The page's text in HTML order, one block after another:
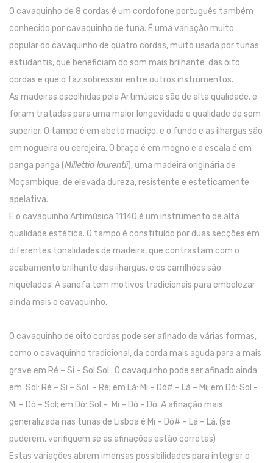
Percursão
Cajons
Acessórios
SOPROS
Clarinetes
Saxofones
Trompetes
Trombones
Tubas
Harmonicas
Outros Instrumentos
Acessórios
ARCO
Violinos
Violas de Arco
O cavaquinho de 8 cordas é um cordofone português também
conhecido por cavaquinho de tuna. É uma variação muito
popular do cavaquinho de quatro cordas, muito usada por tunas
estudantis, que beneficiam do som mais brilhante das oito
cordas e que o faz sobressair entre outros instrumentos.
As madeiras escolhidas pela Artimúsica são de alta qualidade, e
foram tratadas para uma maior longevidade e qualidade de som
superior. O tampo é em abeto maciço, e o fundo e as ilhargas são
em nogueira ou cerejeira. O braço é em mogno e a escala é em
panga panga (Millettia laurentii), uma madeira originária de
Moçambique, de elevada dureza, resistente e esteticamente
apelativa.
E o cavaquinho Artimúsica 11140 é um instrumento de alta
qualidade estética. O tampo é constituído por duas secções em
diferentes tonalidades de madeira, que contrastam com o
acabamento brilhante das ilhargas, e os carrilhões são
niquelados. A sanefa tem motivos tradicionais para embelezar
ainda mais o cavaquinho.
O cavaquinho de oito cordas pode ser afinado de várias formas,
como o cavaquinho tradicional, da corda mais aguda para a mais
grave em Ré – Si – Sol Sol . O cavaquinho pode ser afinado ainda
em Sol: Ré – Si – Sol – Ré; em Lá: Mi – Dó# – Lá – Mi; em Dó: Sol -
Mi – Dó – Sol; em Dó: Sol – Mi – Dó – Dó. A afinação mais
generalizada nas tunas de Lisboa é Mi – Dó# – Lá – Lá. (se
puderem, verifiquem se as afinações estão corretas)
Estas variações abrem imensas possibilidades para integrar o